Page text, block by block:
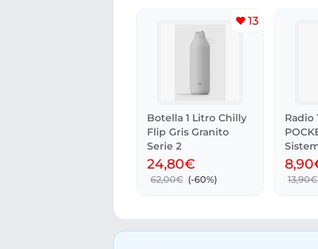
13
Botella 1 Litro Chilly
Flip Gris Granito
Serie 2
24,80€
62,00€ (-60%)
Radio
gratis
13,90€